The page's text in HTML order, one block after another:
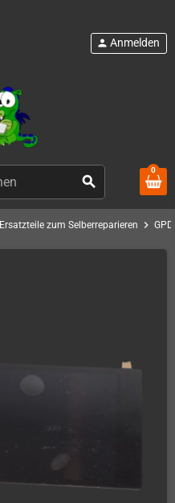
search
person Anmelden
0
Ersatzteile zum Selberreparieren chevron_right GPD